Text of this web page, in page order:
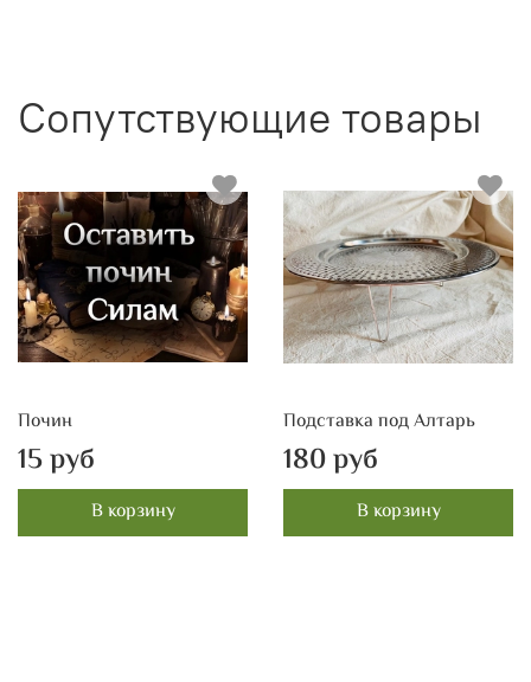
Сопутствующие товары
Почин
15 руб
В корзину
Подставка под Алтарь
180 руб
В корзину